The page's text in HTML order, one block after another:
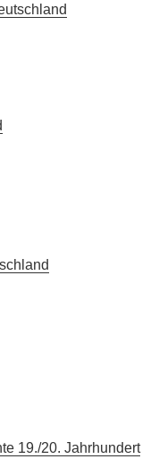
19./20. Jahrhundert